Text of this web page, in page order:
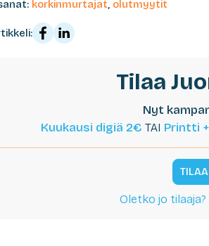
korkinmurtajat, olutmyytit
Tilaa
Nyt
Kuukausi digiä 2€ TAI Printti
Oletko jo